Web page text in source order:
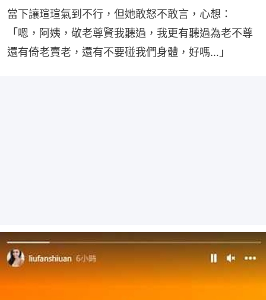
當下讓瑄瑄氣到不行，但她敢怒不敢言，心想：
「嗯，阿姨，敬老尊賢我聽過，我更有聽過為老不尊
還有倚老賣老，還有不要碰我們身體，好嗎…」